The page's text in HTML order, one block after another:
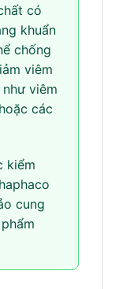
có
khuẩn
chống
viêm
viêm
các
kiểm
cung